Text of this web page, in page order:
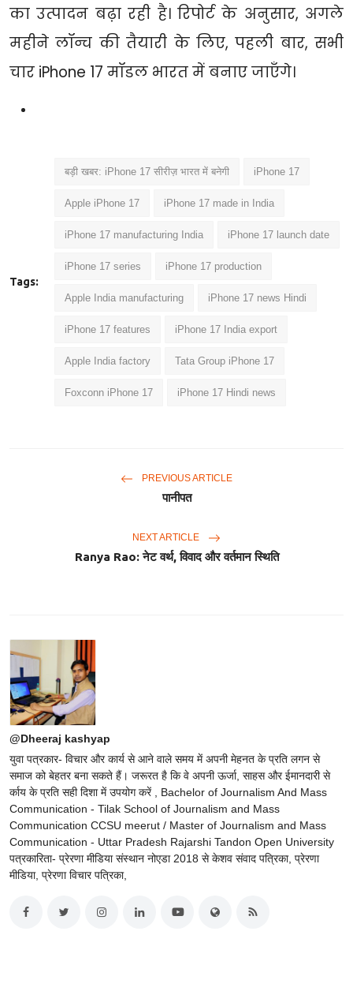
का उत्पादन बढ़ा रही है। रिपोर्ट के अनुसार, अगले
महीने लॉन्च की तैयारी के लिए, पहली बार, सभी
चार iPhone 17 मॉडल भारत में बनाए जाएँगे।
Tags:
बड़ी खबर: iPhone 17 सीरीज़ भारत में बनेगी iPhone 17
Apple iPhone 17 iPhone 17 made in India
iPhone 17 manufacturing India iPhone 17 launch date
iPhone 17 series iPhone 17 production
Apple India manufacturing iPhone 17 news Hindi
iPhone 17 features iPhone 17 India export
Apple India factory Tata Group iPhone 17
Foxconn iPhone 17 iPhone 17 Hindi news
PREVIOUS ARTICLE
पानीपत
NEXT ARTICLE
Ranya Rao: नेट वर्थ, विवाद और वर्तमान स्थिति
@Dheeraj kashyap
युवा पत्रकार- विचार और कार्य से आने वाले समय में अपनी मेहनत के प्रति लगन से
समाज को बेहतर बना सकते हैं। जरूरत है कि वे अपनी ऊर्जा, साहस और ईमानदारी से
र्काय के प्रति सही दिशा में उपयोग करें , Bachelor of Journalism And Mass
Communication - Tilak School of Journalism and Mass
Communication CCSU meerut / Master of Journalism and Mass
Communication - Uttar Pradesh Rajarshi Tandon Open University
पत्रकारिता- प्रेरणा मीडिया संस्थान नोएडा 2018 से केशव संवाद पत्रिका, प्रेरणा
मीडिया, प्रेरणा विचार पत्रिका,